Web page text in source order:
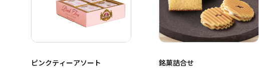
ピンクティーアソート 銘菓詰合せ